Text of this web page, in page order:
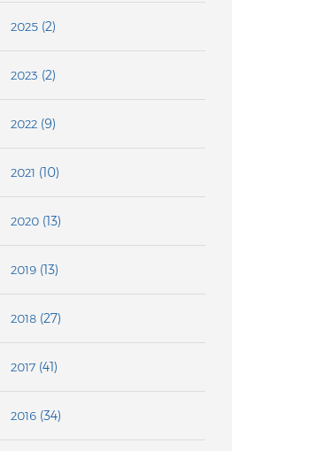
2025 (2)
2023 (2)
2022 (9)
2021 (10)
2020 (13)
2019 (13)
2018 (27)
2017 (41)
2016 (34)